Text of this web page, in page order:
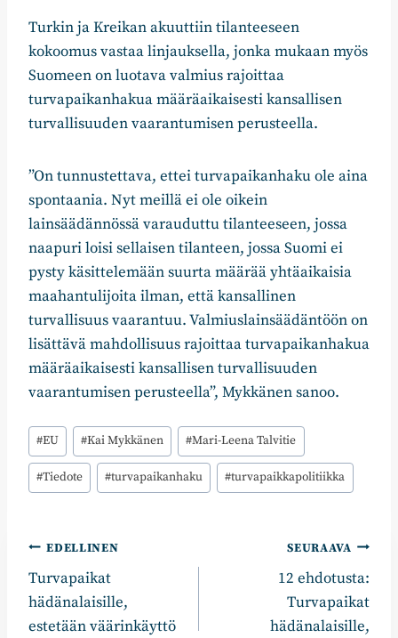
Turkin ja Kreikan akuuttiin tilanteeseen
kokoomus vastaa linjauksella, jonka mukaan myös
Suomeen on luotava valmius rajoittaa
turvapaikanhakua määräaikaisesti kansallisen
turvallisuuden vaarantumisen perusteella.
”On tunnustettava, ettei turvapaikanhaku ole aina
spontaania. Nyt meillä ei ole oikein
lainsäädännössä varauduttu tilanteeseen, jossa
naapuri loisi sellaisen tilanteen, jossa Suomi ei
pysty käsittelemään suurta määrää yhtäaikaisia
maahantulijoita ilman, että kansallinen
turvallisuus vaarantuu. Valmiuslainsäädäntöön on
lisättävä mahdollisuus rajoittaa turvapaikanhakua
määräaikaisesti kansallisen turvallisuuden
vaarantumisen perusteella”, Mykkänen sanoo.
Avainsanat:
#EU #Kai Mykkänen #Mari-Leena Talvitie
#Tiedote #turvapaikanhaku #turvapaikkapolitiikka
Artikkelien
selaus
EDELLINEN
Turvapaikat
hädänalaisille,
estetään väärinkäyttö
SEURAAVA
12 ehdotusta:
Turvapaikat
hädänalaisille,